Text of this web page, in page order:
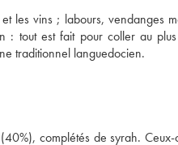
les vins ; labours, vendanges
: tout est fait pour coller au
traditionnel languedocien.
complétés de syrah. Ceux-